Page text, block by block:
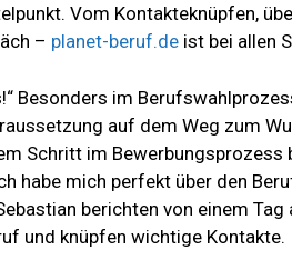
Vom Kontakteknüpfen,
– planet-beruf.de ist bei allen
Besonders im
auf dem Weg zum
Schritt im Bewerbungsprozess
habe mich perfekt über den
berichten von einem
und knüpfen wichtige Kontakte.